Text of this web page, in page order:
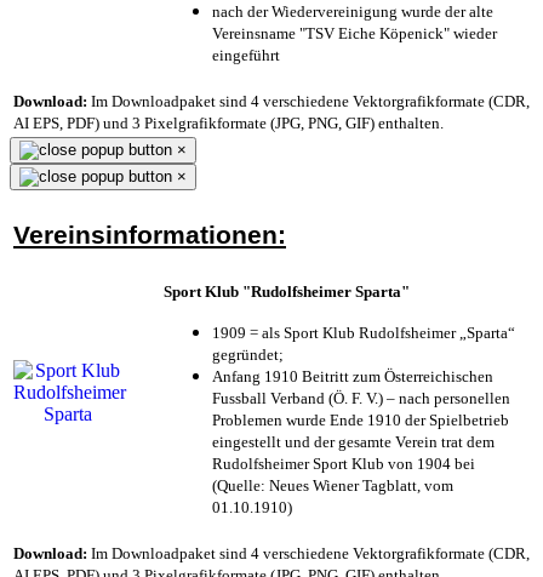
nach der Wiedervereinigung wurde der alte
Vereinsname "TSV Eiche Köpenick" wieder
eingeführt
Download: Im Downloadpaket sind 4 verschiedene Vektorgrafikformate (CDR,
AI EPS, PDF) und 3 Pixelgrafikformate (JPG, PNG, GIF) enthalten.
×
×
Vereinsinformationen:
Sport Klub "Rudolfsheimer Sparta"
1909 = als Sport Klub Rudolfsheimer „Sparta“
gegründet;
Anfang 1910 Beitritt zum Österreichischen
Fussball Verband (Ö. F. V.) – nach personellen
Problemen wurde Ende 1910 der Spielbetrieb
eingestellt und der gesamte Verein trat dem
Rudolfsheimer Sport Klub von 1904 bei
(Quelle: Neues Wiener Tagblatt, vom
01.10.1910)
Download: Im Downloadpaket sind 4 verschiedene Vektorgrafikformate (CDR,